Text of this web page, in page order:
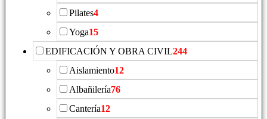
Pilates4
Yoga15
EDIFICACIÓN Y OBRA CIVIL244
Aislamiento12
Albañilería76
Cantería12